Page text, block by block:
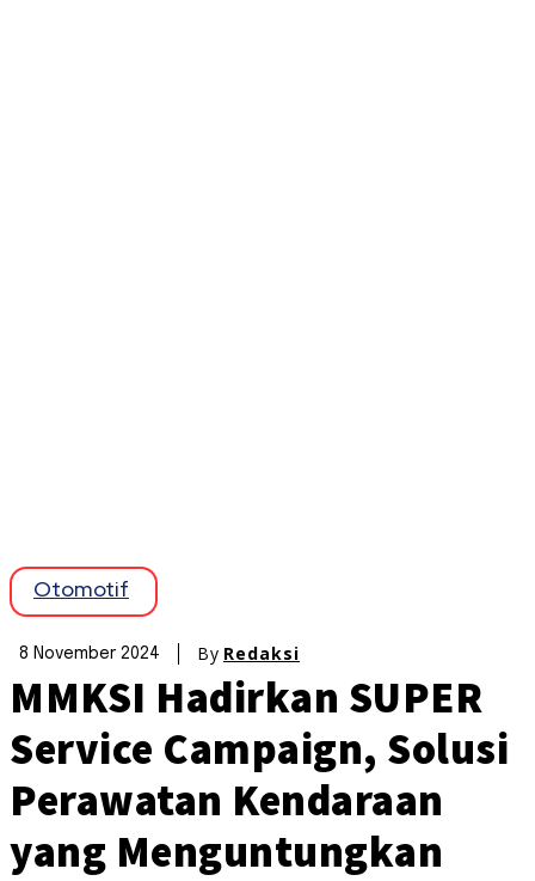
Otomotif
8 November 2024 By Redaksi
MMKSI Hadirkan SUPER
Service Campaign, Solusi
Perawatan Kendaraan
yang Menguntungkan